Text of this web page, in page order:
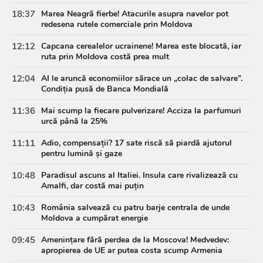
18:37 Marea Neagră fierbe! Atacurile asupra navelor pot
redesena rutele comerciale prin Moldova
12:12 Capcana cerealelor ucrainene! Marea este blocată, iar
ruta prin Moldova costă prea mult
12:04 AI le aruncă economiilor sărace un „colac de salvare”.
Condiția pusă de Banca Mondială
11:36 Mai scump la fiecare pulverizare! Acciza la parfumuri
urcă până la 25%
11:11 Adio, compensații? 17 sate riscă să piardă ajutorul
pentru lumină și gaze
10:48 Paradisul ascuns al Italiei. Insula care rivalizează cu
Amalfi, dar costă mai puțin
10:43
România salvează cu patru barje centrala de unde
Moldova a cumpărat energie
09:45 Amenințare fără perdea de la Moscova! Medvedev:
apropierea de UE ar putea costa scump Armenia